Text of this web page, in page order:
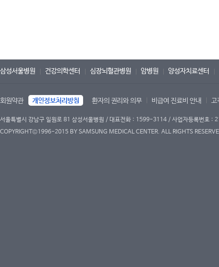
삼성서울병원 건강의학센터 심장뇌혈관병원 암병원 양성자치료센터
회원약관 개인정보처리방침 환자의 권리와 의무 비급여 진료비 안내 고
서울특별시 강남구 일원로 81 삼성서울병원 / 대표전화 : 1599-3114 / 사업자등록번호
COPYRIGHT©1996-2015 BY SAMSUNG MEDICAL CENTER. ALL RIGHTS